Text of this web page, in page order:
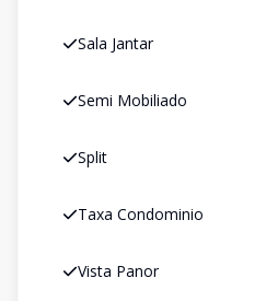
Sala Jantar
Semi Mobiliado
Split
Taxa Condominio
Vista Panor